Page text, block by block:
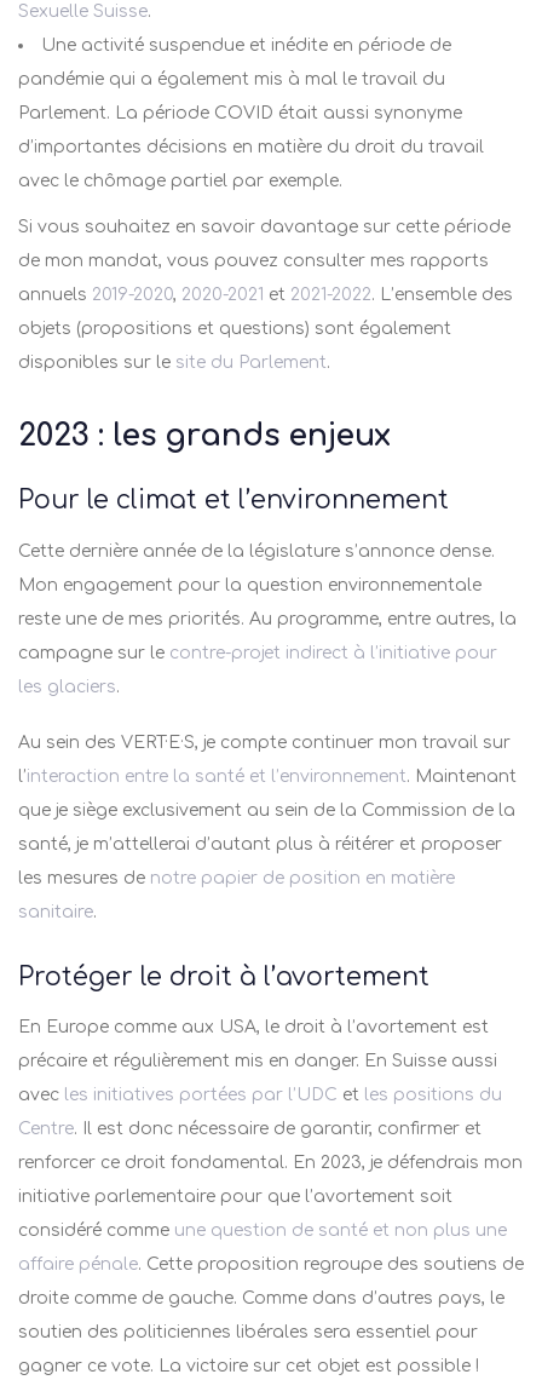
Sexuelle Suisse.
Une activité suspendue et inédite en période de
pandémie qui a également mis à mal le travail du
Parlement. La période COVID était aussi synonyme
d’importantes décisions en matière du droit du travail
avec le chômage partiel par exemple.
Si vous souhaitez en savoir davantage sur cette période
de mon mandat, vous pouvez consulter mes rapports
annuels 2019-2020, 2020-2021 et 2021-2022. L’ensemble des
objets (propositions et questions) sont également
disponibles sur le site du Parlement.
2023 : les grands enjeux
Pour le climat et l’environnement
Cette dernière année de la législature s’annonce dense.
Mon engagement pour la question environnementale
reste une de mes priorités. Au programme, entre autres, la
campagne sur le contre-projet indirect à l’initiative pour
les glaciers.
Au sein des VERT·E·S, je compte continuer mon travail sur
l’interaction entre la santé et l’environnement. Maintenant
que je siège exclusivement au sein de la Commission de la
santé, je m’attellerai d’autant plus à réitérer et proposer
les mesures de notre papier de position en matière
sanitaire.
Protéger le droit à l’avortement
En Europe comme aux USA, le droit à l’avortement est
précaire et régulièrement mis en danger. En Suisse aussi
avec les initiatives portées par l’UDC et les positions du
Centre. Il est donc nécessaire de garantir, confirmer et
renforcer ce droit fondamental. En 2023, je défendrais mon
initiative parlementaire pour que l’avortement soit
considéré comme une question de santé et non plus une
affaire pénale. Cette proposition regroupe des soutiens de
droite comme de gauche. Comme dans d’autres pays, le
soutien des politiciennes libérales sera essentiel pour
gagner ce vote. La victoire sur cet objet est possible !